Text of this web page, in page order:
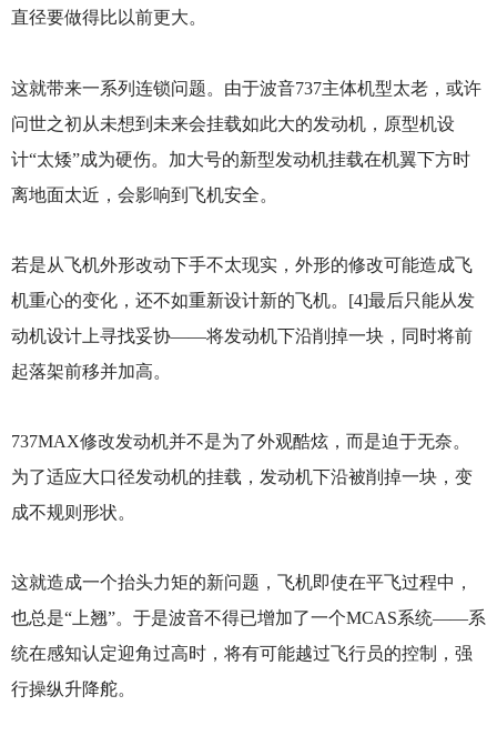
直径要做得比以前更大。
这就带来一系列连锁问题。由于波音737主体机型太老，或许
问世之初从未想到未来会挂载如此大的发动机，原型机设
计“太矮”成为硬伤。加大号的新型发动机挂载在机翼下方时
离地面太近，会影响到飞机安全。
若是从飞机外形改动下手不太现实，外形的修改可能造成飞
机重心的变化，还不如重新设计新的飞机。[4]最后只能从发
动机设计上寻找妥协——将发动机下沿削掉一块，同时将前
起落架前移并加高。
737MAX修改发动机并不是为了外观酷炫，而是迫于无奈。
为了适应大口径发动机的挂载，发动机下沿被削掉一块，变
成不规则形状。
这就造成一个抬头力矩的新问题，飞机即使在平飞过程中，
也总是“上翘”。于是波音不得已增加了一个MCAS系统——系
统在感知认定迎角过高时，将有可能越过飞行员的控制，强
行操纵升降舵。